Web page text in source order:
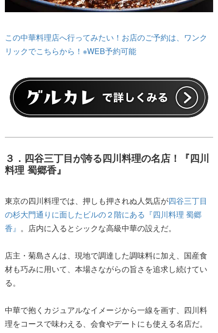
この中華料理店へ行ってみたい！お店のご予約は、ワンク
リックでこちらから！※WEB予約可能
３．四谷三丁目が誇る四川料理の名店！『四川
料理 蜀郷香』
東京の四川料理では、押しも押されぬ人気店が四谷三丁目
の杉大門通りに面したビルの２階にある『四川料理 蜀郷
香』 。店内に入るとシックな高級中華の設えだ。
店主・菊島さんは、現地で調達した調味料に加え、国産食
材も巧みに用いて、本場さながらの旨さを追求し続けてい
る。
中華で抱くカジュアルなイメージから一線を画す、四川料
理をコースで味わえる、会食やデートにも使える名店だ。